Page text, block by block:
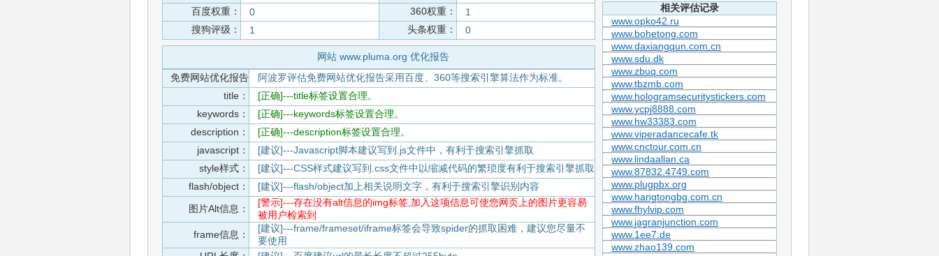
百度权重：
0 360权重：
1
搜狗评级：
1 头条权重： 0
网站 www.pluma.org 优化报告
免费网站优化报告
阿波罗评估免费网站优化报告采用百度、360等搜索引擎算法作为标准。
title：
[正确]---title标签设置合理。
keywords：
[正确]---keywords标签设置合理。
description：
[正确]---description标签设置合理。
javascript：
[建议]---Javascript脚本建议写到.js文件中，有利于搜索引擎抓取
style样式：
[建议]---CSS样式建议写到.css文件中以缩减代码的繁琐度有利于搜索引擎抓取
flash/object：
[建议]---flash/object加上相关说明文字，有利于搜索引擎识别内容
图片Alt信息：
[警示]---存在没有alt信息的img标签,加入这项信息可使您网页上的图片更容易
被用户检索到
frame信息：
[建议]---frame/frameset/iframe标签会导致spider的抓取困难，建议您尽量不
要使用
相关评估记录
www.opko42.ru
www.bohetong.com
www.daxiangqun.com.cn
www.sdu.dk
www.zbuq.com
www.tbzmb.com
www.hologramsecuritystickers.com
www.ycpj8888.com
www.hw33383.com
www.viperadancecafe.tk
www.cnctour.com.cn
www.lindaallan.ca
www.87832.4749.com
www.plugpbx.org
www.hangtongbg.com.cn
www.fhylvip.com
www.jagranjunction.com
www.1ee7.de
www.zhao139.com